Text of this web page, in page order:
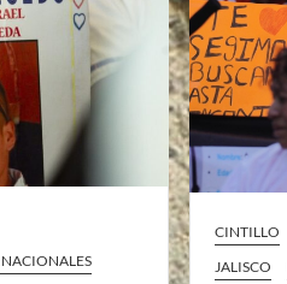
CINTILLO
JALISCO